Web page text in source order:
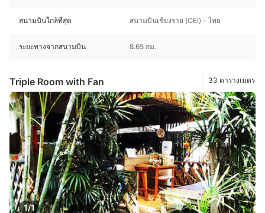
สนามบินใกล้ที่สุด สนามบินเชียงราย (CEI) - ไทย
ระยะทางจากสนามบิน 8.65 กม.
Triple Room with Fan 33 ตารางเมตร
1/1